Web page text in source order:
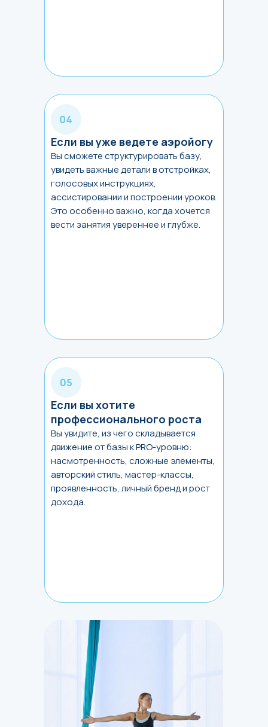
Если вы хотите
профессионального роста
Вы увидите, из чего складывается
движение от базы к PRO-уровню:
насмотренность, сложные элементы,
авторский стиль, мастер-классы,
проявленность, личный бренд и рост
дохода.
Если вы уже ведете аэройогу
Вы сможете структурировать базу,
увидеть важные детали в отстройках,
голосовых инструкциях,
ассистировании и построении уроков.
Это особенно важно, когда хочется
вести занятия увереннее и глубже.